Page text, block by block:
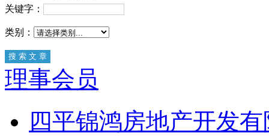
关键字：
类别：
理事会员
四平锦鸿房地产开发